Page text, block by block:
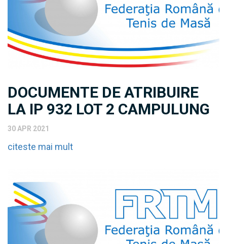
DOCUMENTE DE ATRIBUIRE
LA IP 932 LOT 2 CAMPULUNG
30 APR 2021
citeste mai mult